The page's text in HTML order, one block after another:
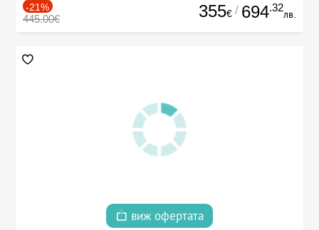
-21%
445.00€ 355€ / 694.32
лв.
виж офертата